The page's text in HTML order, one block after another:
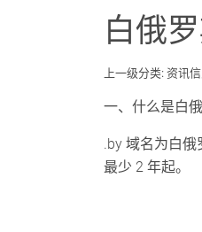
白俄
上一级分类: 资讯
一、什么是白
.by 域名为白俄
最少 2 年起。